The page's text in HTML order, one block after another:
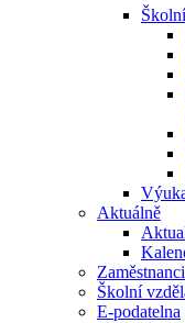
Aktuálně
Školní
E-podatelna